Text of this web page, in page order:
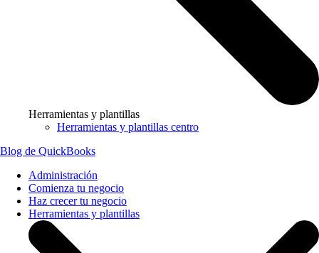
Herramientas y plantillas
Herramientas y plantillas centro
Blog de QuickBooks
Administración
Comienza tu negocio
Haz crecer tu negocio
Herramientas y plantillas